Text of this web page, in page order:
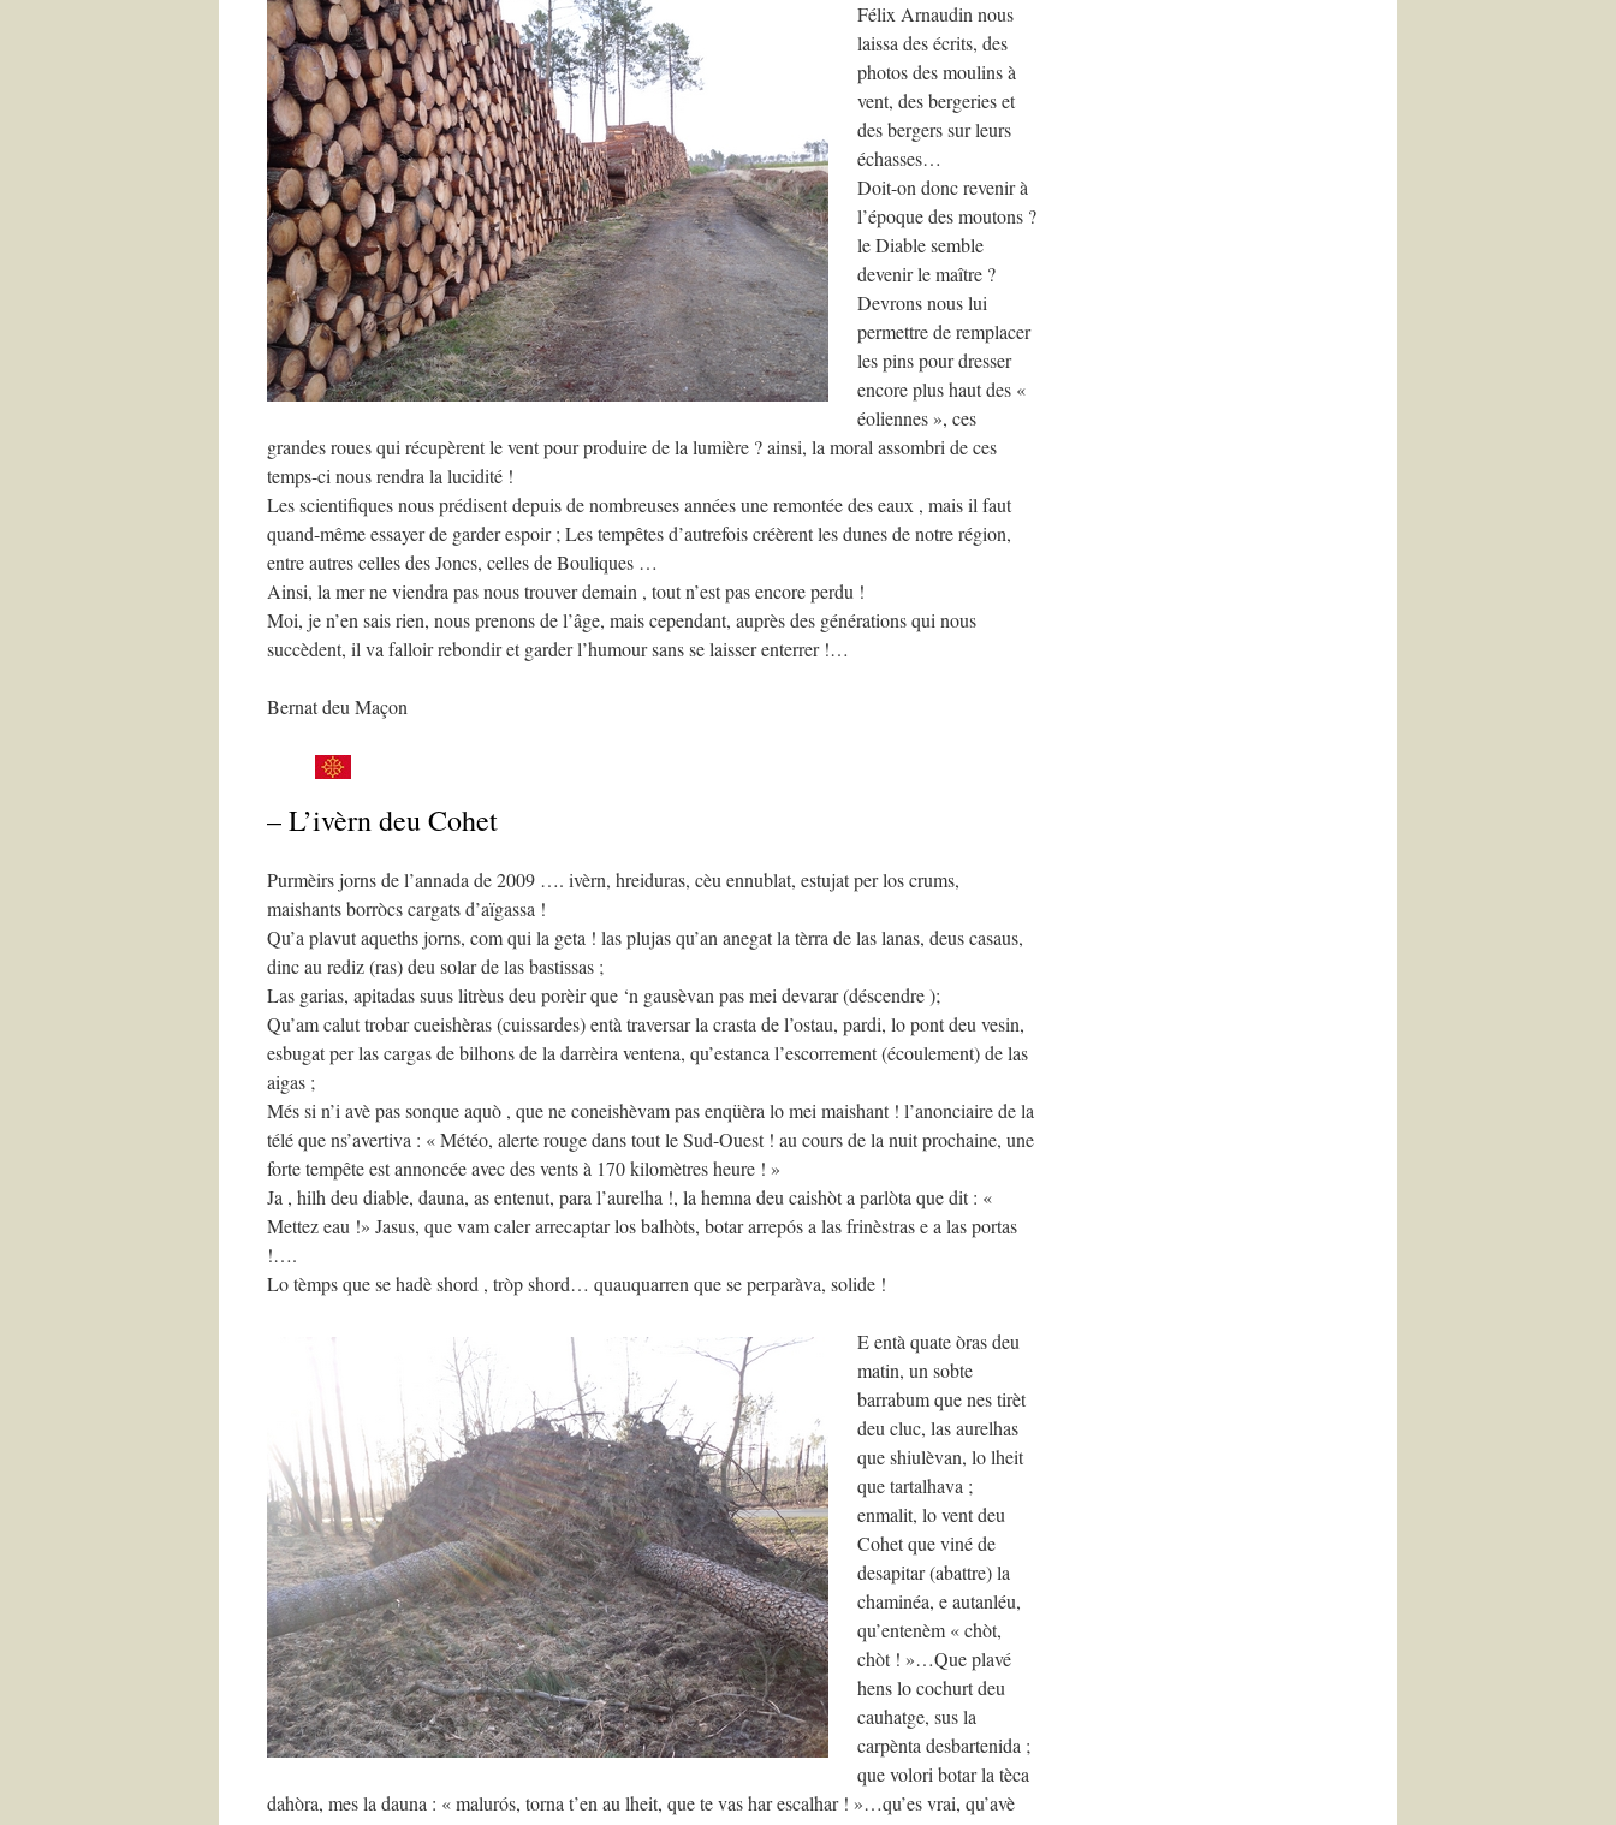
Félix Arnaudin nous
laissa des écrits, des
photos des moulins à
vent, des bergeries et
des bergers sur leurs
échasses…
Doit-on donc revenir à
l’époque des moutons ?
le Diable semble
devenir le maître ?
Devrons nous lui
permettre de remplacer
les pins pour dresser
encore plus haut des «
éoliennes », ces
grandes roues qui récupèrent le vent pour produire de la lumière ? ainsi, la moral assombri de ces
temps-ci nous rendra la lucidité !
Les scientifiques nous prédisent depuis de nombreuses années une remontée des eaux , mais il faut
quand-même essayer de garder espoir ; Les tempêtes d’autrefois créèrent les dunes de notre région,
entre autres celles des Joncs, celles de Bouliques …
Ainsi, la mer ne viendra pas nous trouver demain , tout n’est pas encore perdu !
Moi, je n’en sais rien, nous prenons de l’âge, mais cependant, auprès des générations qui nous
succèdent, il va falloir rebondir et garder l’humour sans se laisser enterrer !…
Bernat deu Maçon
– L’ivèrn deu Cohet
Purmèirs jorns de l’annada de 2009 …. ivèrn, hreiduras, cèu ennublat, estujat per los crums,
maishants borròcs cargats d’aïgassa !
Qu’a plavut aqueths jorns, com qui la geta ! las plujas qu’an anegat la tèrra de las lanas, deus casaus,
dinc au rediz (ras) deu solar de las bastissas ;
Las garias, apitadas suus litrèus deu porèir que ‘n gausèvan pas mei devarar (déscendre );
Qu’am calut trobar cueishèras (cuissardes) entà traversar la crasta de l’ostau, pardi, lo pont deu vesin,
esbugat per las cargas de bilhons de la darrèira ventena, qu’estanca l’escorrement (écoulement) de las
aigas ;
Més si n’i avè pas sonque aquò , que ne coneishèvam pas enqüèra lo mei maishant ! l’anonciaire de la
télé que ns’avertiva : « Météo, alerte rouge dans tout le Sud-Ouest ! au cours de la nuit prochaine, une
forte tempête est annoncée avec des vents à 170 kilomètres heure ! »
Ja , hilh deu diable, dauna, as entenut, para l’aurelha !, la hemna deu caishòt a parlòta que dit : «
Mettez eau !» Jasus, que vam caler arrecaptar los balhòts, botar arrepós a las frinèstras e a las portas
!….
Lo tèmps que se hadè shord , tròp shord… quauquarren que se perparàva, solide !
E entà quate òras deu
matin, un sobte
barrabum que nes tirèt
deu cluc, las aurelhas
que shiulèvan, lo lheit
que tartalhava ;
enmalit, lo vent deu
Cohet que viné de
desapitar (abattre) la
chaminéa, e autanléu,
qu’entenèm « chòt,
chòt ! »…Que plavé
hens lo cochurt deu
cauhatge, sus la
carpènta desbartenida ;
que volori botar la tèca
dahòra, mes la dauna : « malurós, torna t’en au lheit, que te vas har escalhar ! »…qu’es vrai, qu’avè